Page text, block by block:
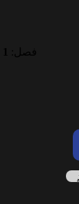
فصل: